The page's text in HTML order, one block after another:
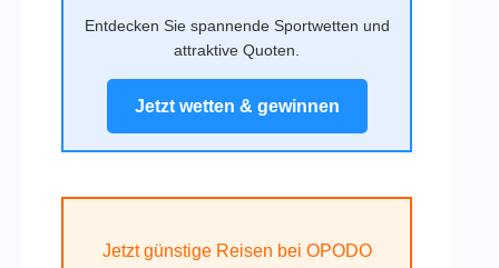
Entdecken Sie spannende Sportwetten und
attraktive Quoten.
Jetzt wetten & gewinnen
Jetzt günstige Reisen bei OPODO